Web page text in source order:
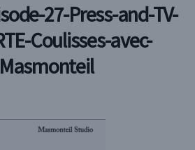
27-Press-and-TV-
Coulisses-avec-